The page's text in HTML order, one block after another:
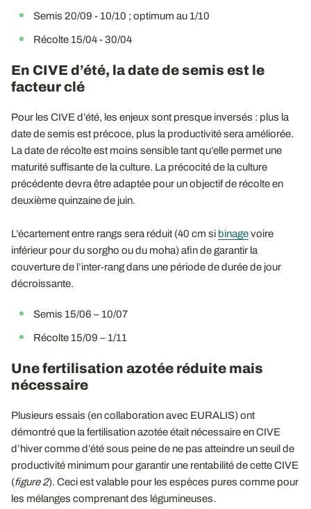
Semis 20/09 - 10/10 ; optimum au 1/10
Récolte 15/04 - 30/04
En CIVE d’été, la date de semis est le
facteur clé
Pour les CIVE d’été, les enjeux sont presque inversés : plus la
date de semis est précoce, plus la productivité sera améliorée.
La date de récolte est moins sensible tant qu’elle permet une
maturité suffisante de la culture. La précocité de la culture
précédente devra être adaptée pour un objectif de récolte en
deuxième quinzaine de juin.
L’écartement entre rangs sera réduit (40 cm si binagevoire
inférieur pour du sorgho ou du moha) afin de garantir la
couverture de l’inter-rang dans une période de durée de jour
décroissante.
Semis 15/06 – 10/07
Récolte 15/09 – 1/11
Une fertilisation azotée réduite mais
nécessaire
Plusieurs essais (en collaboration avec EURALIS) ont
démontré que la fertilisation azotée était nécessaire en CIVE
d’hiver comme d’été sous peine de ne pas atteindre un seuil de
productivité minimum pour garantir une rentabilité de cette CIVE
(figure 2). Ceci est valable pour les espèces pures comme pour
les mélanges comprenant des légumineuses.